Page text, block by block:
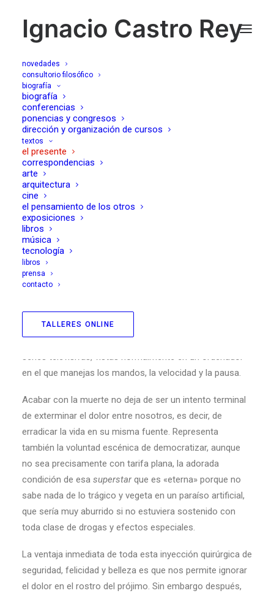
Ignacio Castro Rey
novedades
consultorio filosófico
biografía
biografía
conferencias
ponencias y congresos
dirección y organización de cursos
textos
el presente
correspondencias
arte
arquitectura
cine
el pensamiento de los otros
exposiciones
libros
música
tecnología
libros
prensa
contacto
TALLERES ONLINE
Solución final de
estilo democrático
12/09/2018
La inmortalidad que hoy se nos promete desde la elite de
la ciencia no sería creíble sin este
nos ha hecho día a día tan imbéciles. El sujeto radiante
de muelas ni aceptar el fin de una relación. Sería muy
instructivo vincular esta histeria de la continuidad, que es
la del aplazamiento sin fin, con el éxito actual de las
series televisivas, vistas normalmente en un ordenador
en el que manejas los mandos, la velocidad y la pausa.
Acabar con la muerte no deja de ser un intento terminal
de exterminar el dolor entre nosotros, es decir, de
erradicar la vida en su misma fuente. Representa
también la voluntad escénica de democratizar, aunque
no sea precisamente con tarifa plana, la adorada
condición de esa superstarque es «eterna» porque no
sabe nada de lo trágico y vegeta en un paraíso artificial,
que sería muy aburrido si no estuviera sostenido con
toda clase de drogas y efectos especiales.
La ventaja inmediata de toda esta inyección quirúrgica de
seguridad, felicidad y belleza es que nos permite ignorar
el dolor en el rostro del prójimo. Sin embargo después,